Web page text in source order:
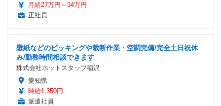
月給27万円～34万円
正社員
壁紙などのピッキングや裁断作業・空調完備/完全土日祝休
み/勤務時間相談できます
株式会社ホットスタッフ稲沢
愛知県
時給1,350円
派遣社員